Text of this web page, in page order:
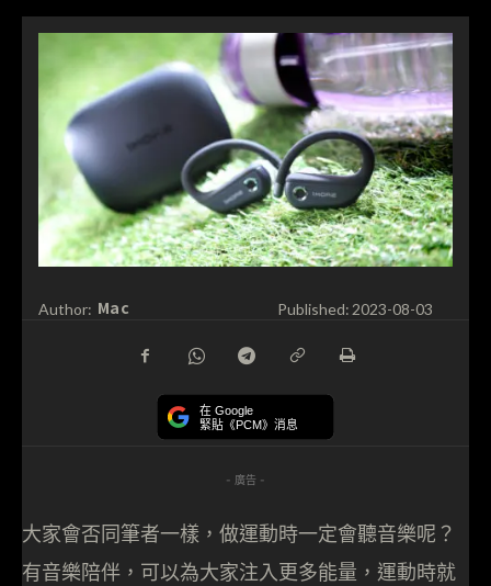
Author: Mac Published: 2023-08-03
在 Google
緊貼《PCM》消息
- 廣告 -
大家會否同筆者一樣，做運動時一定會聽音樂呢？
有音樂陪伴，可以為大家注入更多能量，運動時就